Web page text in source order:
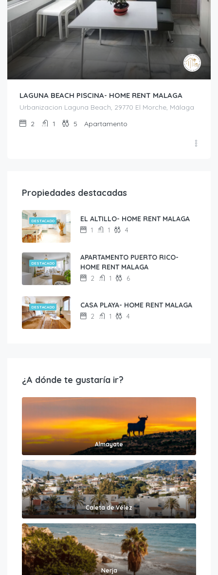
LAGUNA BEACH PISCINA- HOME RENT MALAGA
Urbanizacion Laguna Beach, 29770 El Morche, Málaga
2
1 5 Apartamento
Propiedades destacadas
DESTACADO EL ALTILLO- HOME RENT MALAGA
1 1 4
DESTACADO
APARTAMENTO PUERTO RICO-
HOME RENT MALAGA
2 1 6
DESTACADO CASA PLAYA- HOME RENT MALAGA
2 1 4
¿A dónde te gustaría ir?
Almayate
Caleta de Vélez
Nerja